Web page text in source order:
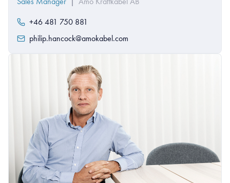
+46 481 750 881
philip.hancock@amokabel.com